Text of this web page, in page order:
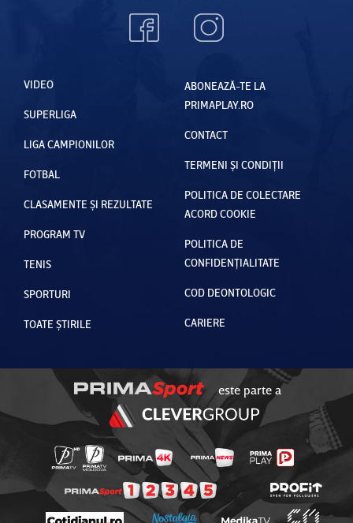
VIDEO
SUPERLIGA
LIGA CAMPIONILOR
FOTBAL
CLASAMENTE ȘI REZULTATE
PROGRAM TV
TENIS
SPORTURI
TOATE ȘTIRILE
ABONEAZĂ-TE LA
PRIMAPLAY.RO
CONTACT
TERMENI ȘI CONDIȚII
POLITICA DE COLECTARE
ACORD COOKIE
POLITICA DE
CONFIDENȚIALITATE
COD DEONTOLOGIC
CARIERE
este parte a